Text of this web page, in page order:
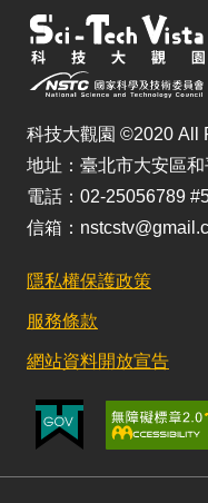
科技大觀園 ©2020 All
地址：臺北市大安區
電話：02-25056789
信箱：
隱私權保護政策
服務條款
網站資料開放宣告